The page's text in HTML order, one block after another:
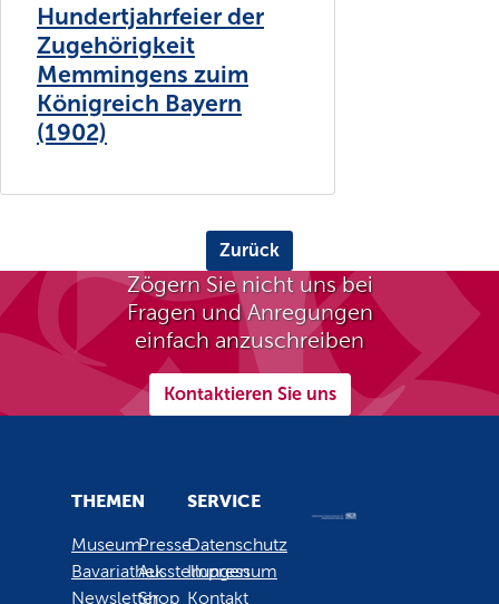
Hundertjahrfeier der
Zugehörigkeit
Memmingens zuim
Königreich Bayern
(1902)
Zurück
Zögern Sie nicht uns bei
Fragen und Anregungen
einfach anzuschreiben
Kontaktieren Sie uns
THEMEN
Museum
Bavariathek
Newsletter
Presse
Ausstellungen
Shop
SERVICE
Datenschutz
Impressum
Kontakt